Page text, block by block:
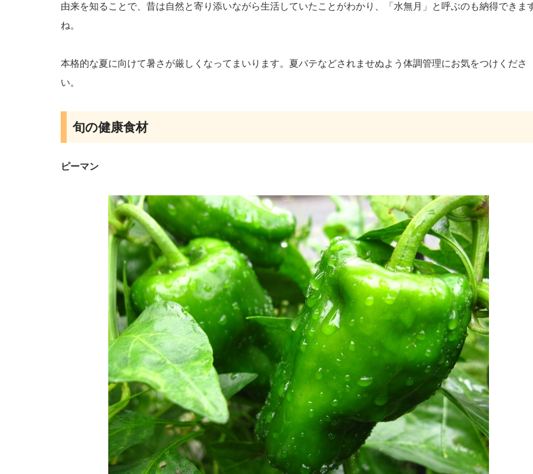
由来を知ることで、昔は自然と寄り添いながら生活していたことがわかり、「水無月」と呼ぶのも納得できま
ね。
本格的な夏に向けて暑さが厳しくなってまいります。夏バテなどされませぬよう体調管理にお気をつけくださ
い。
旬の健康食材
ピーマン